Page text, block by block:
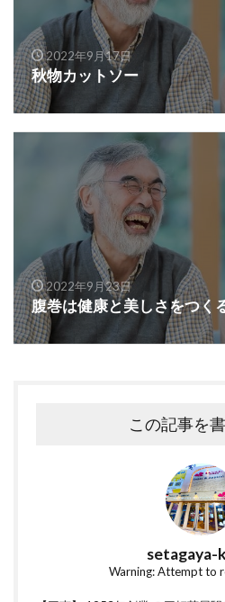
2022年9月17日
秋物カットソー
2022年9月23日
腹巻は健康と美しさをつく
この記事を
setagaya-
Warning: Attempt to